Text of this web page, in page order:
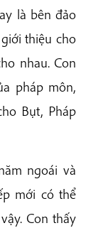
là bên đảo
thiệu cho
nhau. Con
pháp môn,
Bụt, Pháp
ngoái và
mới có thể
Con thấy